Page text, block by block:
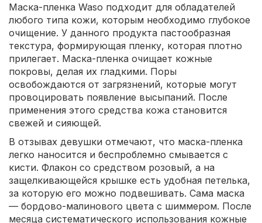
Маска-пленка Waso подходит для обладателей
любого типа кожи, которым необходимо глубокое
очищение. У данного продукта пастообразная
текстура, формирующая пленку, которая плотно
прилегает. Маска-пленка очищает кожные
покровы, делая их гладкими. Поры
освобождаются от загрязнений, которые могут
провоцировать появление высыпаний. После
применения этого средства кожа становится
свежей и сияющей.
В отзывах девушки отмечают, что маска-пленка
легко наносится и беспроблемно смывается с
кисти. Флакон со средством розовый, а на
защелкивающейся крышке есть удобная петелька,
за которую его можно подвешивать. Сама маска
— бордово-малинового цвета с шиммером. После
месяца систематического использования кожные